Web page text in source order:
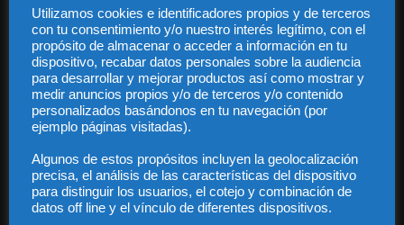
Audiencia y Publicidad
Quiénes somos
Privacidad
Guía Colaboradores
Contáctanos: info@diariojuridico.com
Utilizamos cookies e identificadores propios y de terceros
con tu consentimiento y/o nuestro interés legítimo, con el
propósito de almacenar o acceder a información en tu
dispositivo, recabar datos personales sobre la audiencia
para desarrollar y mejorar productos así como mostrar y
medir anuncios propios y/o de terceros y/o contenido
personalizados basándonos en tu navegación (por
ejemplo páginas visitadas).
Algunos de estos propósitos incluyen la geolocalización
precisa, el análisis de las características del dispositivo
para distinguir los usuarios, el cotejo y combinación de
datos off line y el vínculo de diferentes dispositivos.